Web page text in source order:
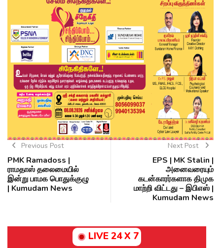
Previous Post
PMK Ramadoss |
ராமதாஸ் தலைமையில்
இன்று பாமக பொதுக்குழு
| Kumudam News
Next Post
EPS | MK Stalin |
அனைவரையும்
கடன்காரர்களாக திமுக
மாற்றி விட்டது – இபிஎஸ் |
Kumudam News
LIVE 24 X 7